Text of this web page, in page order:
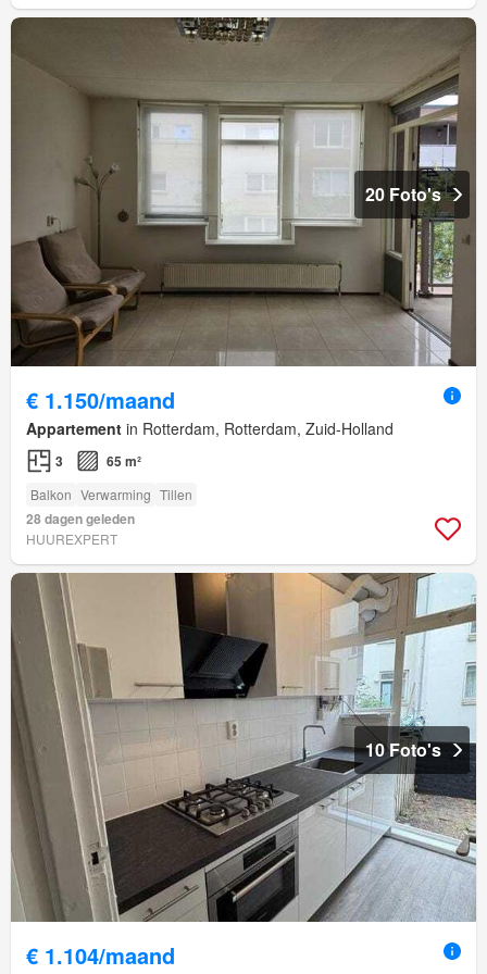
20 Foto's
€ 1.150/maand
Appartement in Rotterdam, Rotterdam, Zuid-Holland
3 65 m²
Balkon Verwarming Tillen
28 dagen geleden
HUUREXPERT
10 Foto's
€ 1.104/maand